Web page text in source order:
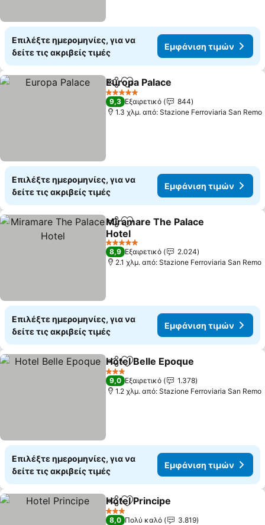
Επιλέξτε ημερομηνίες, για να
δείτε τις ακριβείς τιμές
Εμφάνιση τιμών
Κοινοποίηση
Προσθήκη στα αγαπημένα
Europa Palace
5 Αστέρια
9,3 Εξαιρετικό
844
1.3 χλμ. από: Stazione Ferroviaria San Remo
Επιλέξτε ημερομηνίες, για να
δείτε τις ακριβείς τιμές
Εμφάνιση τιμών
Κοινοποίηση
Προσθήκη στα αγαπημένα
Miramare The Palace
Hotel
5 Αστέρια
8,9 Εξαιρετικό
2.024
2.1 χλμ. από: Stazione Ferroviaria San Remo
Επιλέξτε ημερομηνίες, για να
δείτε τις ακριβείς τιμές
Εμφάνιση τιμών
Κοινοποίηση
Προσθήκη στα αγαπημένα
Hotel Belle Epoque
3 Αστέρια
9,0 Εξαιρετικό
1.378
1.2 χλμ. από: Stazione Ferroviaria San Remo
Επιλέξτε ημερομηνίες, για να
δείτε τις ακριβείς τιμές
Εμφάνιση τιμών
Κοινοποίηση
Προσθήκη στα αγαπημένα
Hotel Principe
3 Αστέρια
8,0 Πολύ καλό
3.819